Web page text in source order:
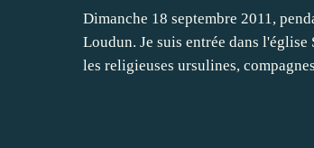
Dimanche 18 septembre 2011,
Loudun. Je suis entrée dans
les religieuses ursulines,